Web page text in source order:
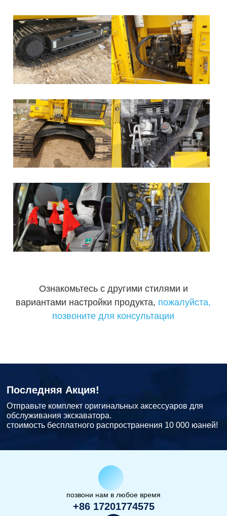
Ознакомьтесь с другими стилями и
вариантами настройки продукта, пожалуйста,
позвоните для консультации
Последняя Акция!
Отправьте комплект оригинальных аксессуаров для
обслуживания экскаватора.
стоимость бесплатного распространения 10 000 юаней!
позвони нам в любое время
+86 17201774575